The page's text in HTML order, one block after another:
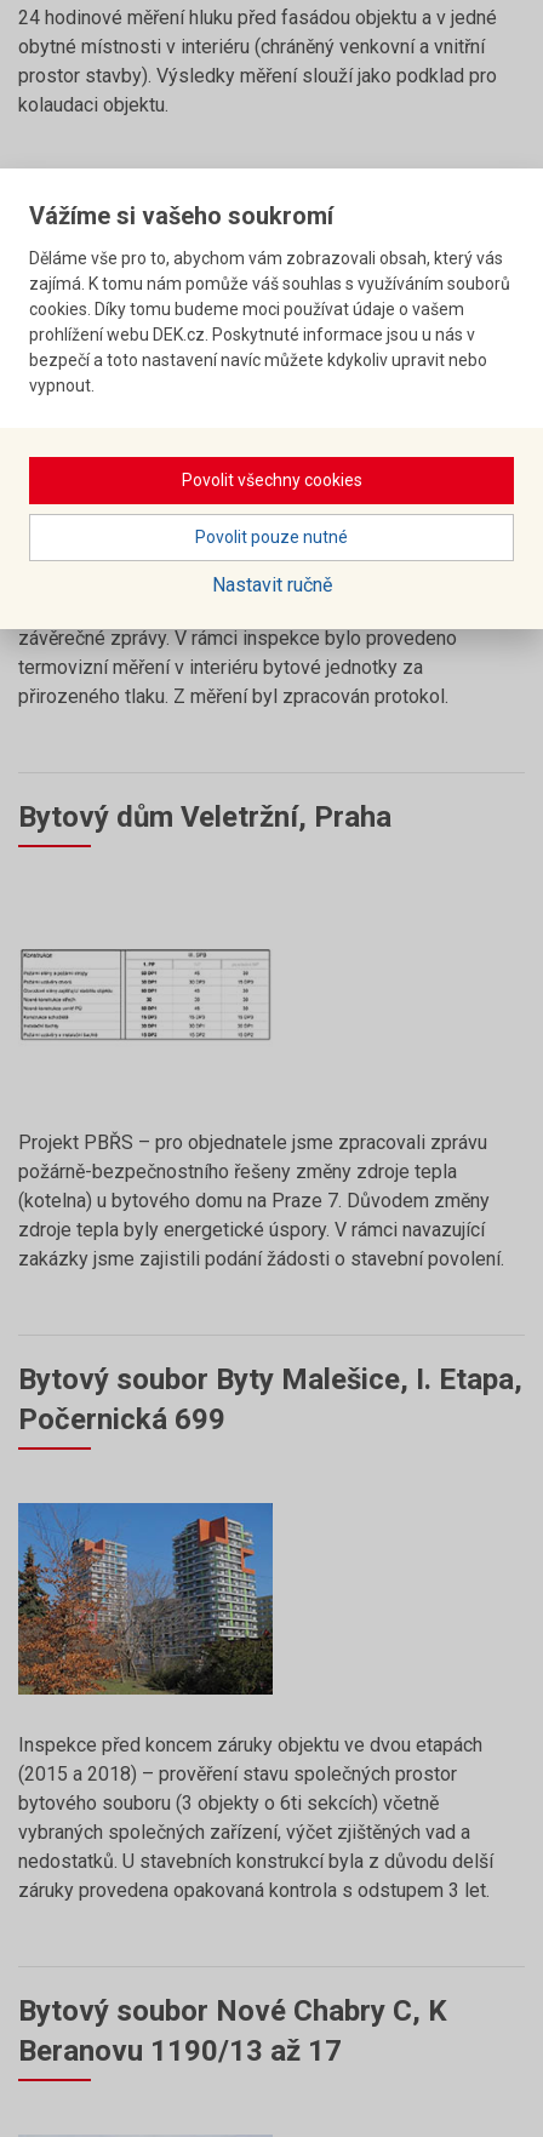
24 hodinové měření hluku před fasádou objektu a v jedné
obytné místnosti v interiéru (chráněný venkovní a vnitřní
prostor stavby). Výsledky měření slouží jako podklad pro
kolaudaci objektu.
Bytový dům Padovská 696/3 v Praze
Inspekce samostatně stojícího bytového domu před
koncem záruky – prověření stavu společných prostor
závěrečné zprávy. V rámci inspekce bylo provedeno
termovizní měření v interiéru bytové jednotky za
přirozeného tlaku. Z měření byl zpracován protokol.
Bytový dům Veletržní, Praha
Projekt PBŘS – pro objednatele jsme zpracovali zprávu
požárně-bezpečnostního řešeny změny zdroje tepla
(kotelna) u bytového domu na Praze 7. Důvodem změny
zdroje tepla byly energetické úspory. V rámci navazující
zakázky jsme zajistili podání žádosti o stavební povolení.
Bytový soubor Byty Malešice, I. Etapa,
Počernická 699
Inspekce před koncem záruky objektu ve dvou etapách
(2015 a 2018) – prověření stavu společných prostor
bytového souboru (3 objekty o 6ti sekcích) včetně
vybraných společných zařízení, výčet zjištěných vad a
nedostatků. U stavebních konstrukcí byla z důvodu delší
záruky provedena opakovaná kontrola s odstupem 3 let.
Bytový soubor Nové Chabry C, K
Beranovu 1190/13 až 17
Vážíme si vašeho soukromí
Děláme vše pro to, abychom vám zobrazovali obsah, který vás
zajímá. K tomu nám pomůže váš souhlas s využíváním souborů
cookies. Díky tomu budeme moci používat údaje o vašem
prohlížení webu DEK.cz. Poskytnuté informace jsou u nás v
bezpečí a toto nastavení navíc můžete kdykoliv upravit nebo
vypnout.
Povolit všechny cookies
Povolit pouze nutné
Nastavit ručně